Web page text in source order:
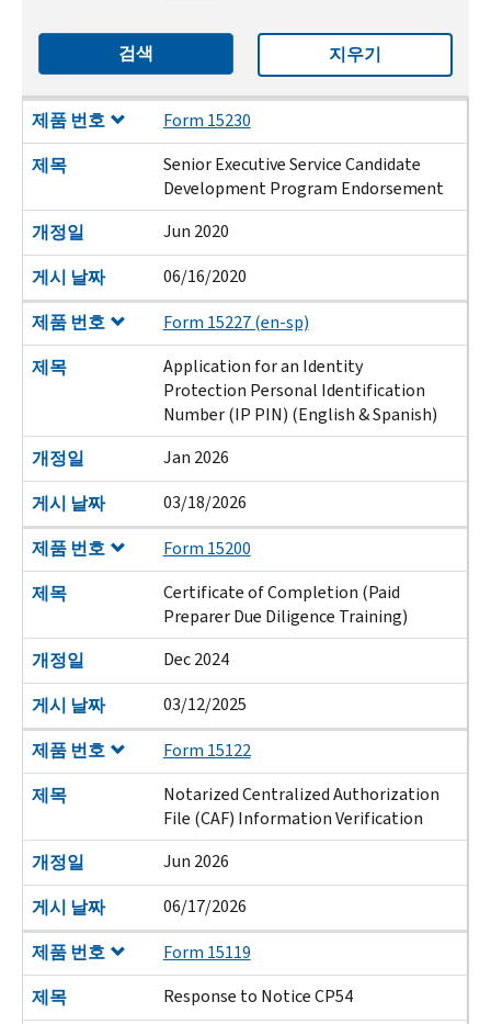
검색 지우기
제품 번호
제목
개정일
게시 날짜
제품 번호
Form 15230
제목
Senior Executive Service Candidate
Development Program Endorsement
개정일
Jun 2020
게시 날짜
06/16/2020
제품 번호
Form 15227 (en-sp)
제목
Application for an Identity
Protection Personal Identification
Number (IP PIN) (English & Spanish)
개정일
Jan 2026
게시 날짜
03/18/2026
제품 번호
Form 15200
제목
Certificate of Completion (Paid
Preparer Due Diligence Training)
개정일
Dec 2024
게시 날짜
03/12/2025
제품 번호
Form 15122
제목
Notarized Centralized Authorization
File (CAF) Information Verification
개정일
Jun 2026
게시 날짜
06/17/2026
제품 번호
Form 15119
제목
Response to Notice CP54